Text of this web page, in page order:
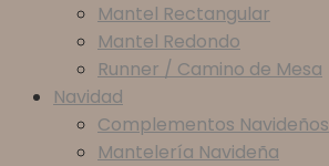
Mantel Rectangular
Mantel Redondo
Runner / Camino de Mesa
Navidad
Complementos Navideños
Mantelería Navideña